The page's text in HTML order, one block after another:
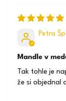
Petra
Mandle v
Tak tohle je
že si objednal